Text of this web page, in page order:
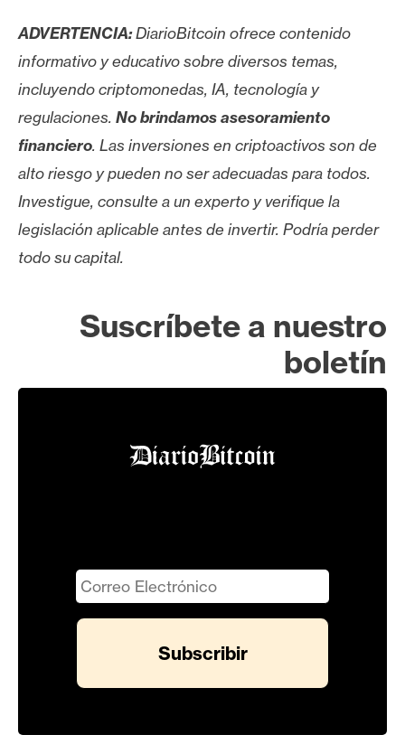
ADVERTENCIA:DiarioBitcoin ofrece contenido
informativo y educativo sobre diversos temas,
incluyendo criptomonedas, IA, tecnología y
regulaciones. No brindamos asesoramiento
financiero. Las inversiones en criptoactivos son de
alto riesgo y pueden no ser adecuadas para todos.
Investigue, consulte a un experto y verifique la
legislación aplicable antes de invertir. Podría perder
todo su capital.
Suscríbete a nuestro
boletín